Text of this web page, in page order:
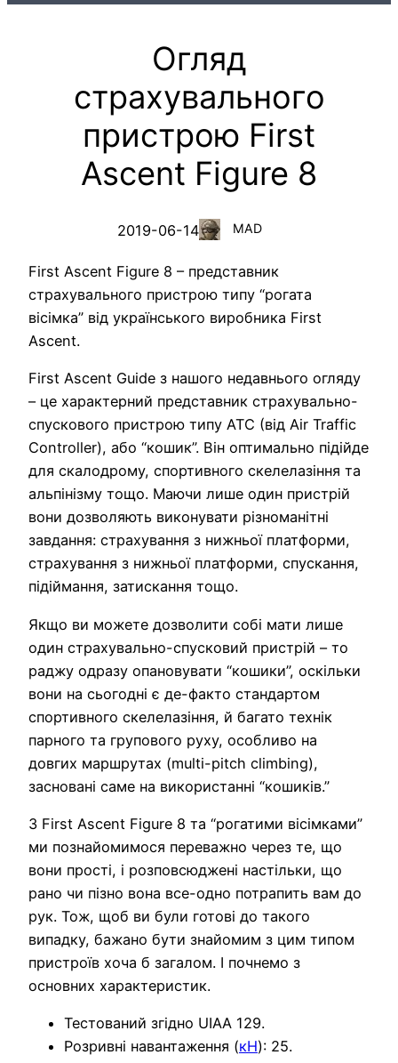
Огляд
страхувального
пристрою First
Ascent Figure 8
2019-06-14 MAD
First Ascent Figure 8 – представник
страхувального пристрою типу “рогата
вісімка” від українського виробника First
Ascent.
First Ascent Guide з нашого недавнього огляду
– це характерний представник страхувально-
спускового пристрою типу ATC (від Air Traffic
Controller), або “кошик”. Він оптимально підійде
для скалодрому, спортивного скелелазіння та
альпінізму тощо. Маючи лише один пристрій
вони дозволяють виконувати різноманітні
завдання: страхування з нижньої платформи,
страхування з нижньої платформи, спускання,
підіймання, затискання тощо.
Якщо ви можете дозволити собі мати лише
один страхувально-спусковий пристрій – то
раджу одразу опановувати “кошики”, оскільки
вони на сьогодні є де-факто стандартом
спортивного скелелазіння, й багато технік
парного та групового руху, особливо на
довгих маршрутах (multi-pitch climbing),
засновані саме на використанні “кошиків.”
З First Ascent Figure 8 та “рогатими вісімками”
ми познайомимося переважно через те, що
вони прості, і розповсюджені настільки, що
рано чи пізно вона все-одно потрапить вам до
рук. Тож, щоб ви були готові до такого
випадку, бажано бути знайомим з цим типом
пристроїв хоча б загалом. І почнемо з
основних характеристик.
Тестований згідно UIAA 129.
Розривні навантаження (кН): 25.